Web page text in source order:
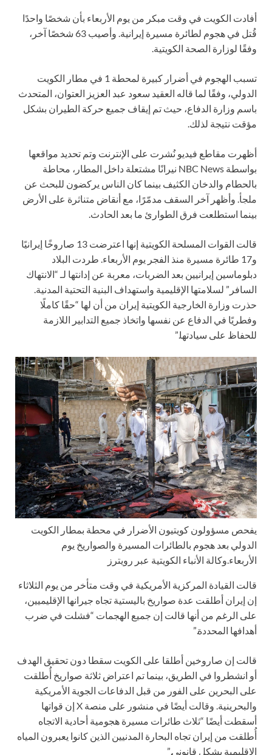
أفادت الكويت في وقت مبكر من يوم الأربعاء بأن شخصًا واحدًا
قُتل في هجوم لطائرة مسيرة إيرانية. وأصيب 63 شخصًا آخر،
وفقًا لوزارة الصحة الكويتية.
تسبب الهجوم في أضرار كبيرة لمحطة 1 في مطار الكويت
الدولي، وفقًا لما قاله العقيد سعود عبد العزيز العتوان، المتحدث
باسم وزارة الدفاع، حيث تم إيقاف جميع حركة الطيران بشكل
مؤقت نتيجة لذلك.
أظهرت مقاطع فيديو نُشرت على الإنترنت وتم تحديد مواقعها
بواسطة NBC News نيرانًا مشتعلة داخل المطار، محاطة
بالحطام والدخان الكثيف بينما كان الناس يركضون للبحث عن
ملجأ. وأظهر آخر السقف مدمّرًا، مع أنقاض متناثرة على الأرض
بينما استطلعت فرق الطوارئ ما بعد الحادث.
قالت القوات المسلحة الكويتية إنها اعترضت 13 صاروخًا إيرانيًا
و17 طائرة مسيرة منذ الفجر يوم الأربعاء. طردت البلاد
دبلوماسين إيرانيين بعد الضربات، معربة عن إدانتها لـ “الانتهاك
السافر” لسلامتها الإقليمية واستهداف البنية التحتية المدنية.
حذرت وزارة الخارجية الكويتية إيران من أن لها “حقًا كاملًا
وفطريًا في الدفاع عن نفسها واتخاذ جميع التدابير اللازمة
للحفاظ على سيادتها.”
يفحص مسؤولون كويتيون الأضرار في محطة بمطار الكويت
الدولي بعد هجوم بالطائرات المسيرة والصواريخ يوم
الأربعاء.وكالة الأنباء الكويتية عبر رويترز
قالت القيادة المركزية الأمريكية في وقت متأخر من يوم الثلاثاء
إن إيران أطلقت عدة صواريخ باليستية تجاه جيرانها الإقليميين،
على الرغم من أنها قالت إن جميع الهجمات “فشلت في ضرب
أهدافها المحددة.”
قالت إن صاروخين أطلقا على الكويت سقطا دون تحقيق الهدف
أو انشطروا في الطريق، بينما تم اعتراض ثلاثة صواريخ أُطلقت
على البحرين على الفور من قبل الدفاعات الجوية الأمريكية
والبحرينية. وقالت أيضًا في منشور على منصة X إن قواتها
أسقطت أيضًا “ثلاث طائرات مسيرة هجومية أحادية الاتجاه
أُطلقت من إيران تجاه البحارة المدنيين الذين كانوا يعبرون المياه
الإقليمية بشكل قانوني.”